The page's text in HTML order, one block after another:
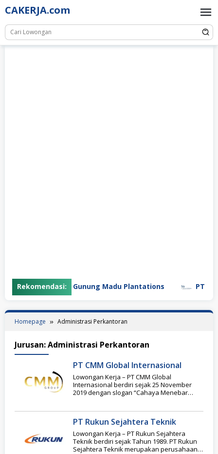
Skip
to
content
CAKERJA.com
Rekomendasi:PT Gunung Madu Plantations PT
Homepage Administrasi Perkantoran
Jurusan:Administrasi Perkantoran
PT CMM Global Internasional
Lowongan Kerja – PT CMM Global
Internasional berdiri sejak 25 November
2019 dengan slogan “Cahaya Menebar
PT Rukun Sejahtera Teknik
Lowongan Kerja – PT Rukun Sejahtera
Teknik berdiri sejak Tahun 1989. PT Rukun
Sejahtera Teknik merupakan perusahaan